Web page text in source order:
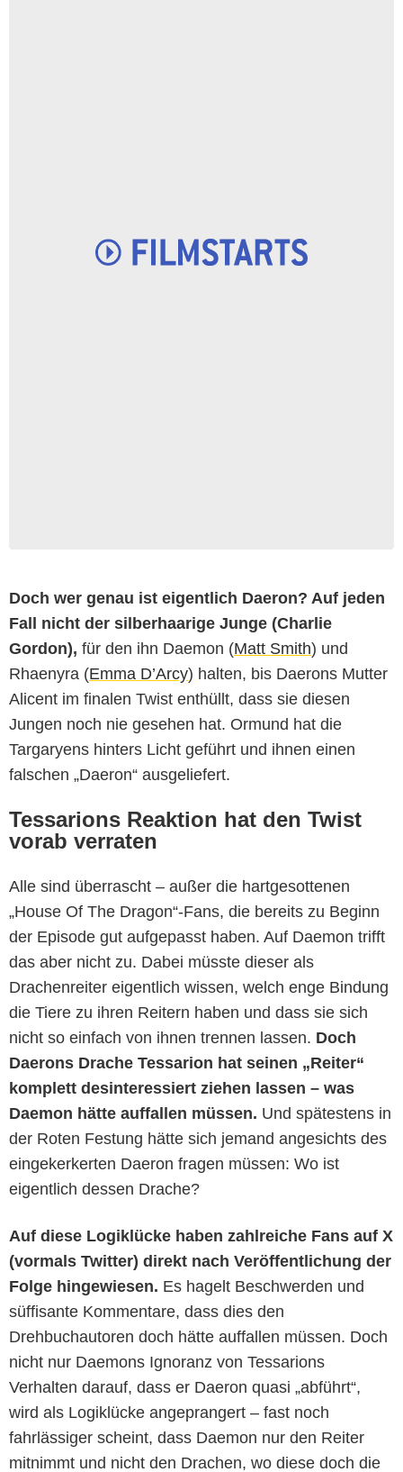
Doch wer genau ist eigentlich Daeron? Auf jeden
Fall nicht der silberhaarige Junge (Charlie
Gordon), für den ihn Daemon (Matt Smith) und
Rhaenyra (Emma D’Arcy) halten, bis Daerons Mutter
Alicent im finalen Twist enthüllt, dass sie diesen
Jungen noch nie gesehen hat. Ormund hat die
Targaryens hinters Licht geführt und ihnen einen
falschen „Daeron“ ausgeliefert.
Tessarions Reaktion hat den Twist
vorab verraten
Alle sind überrascht – außer die hartgesottenen
„House Of The Dragon“-Fans, die bereits zu Beginn
der Episode gut aufgepasst haben. Auf Daemon trifft
das aber nicht zu. Dabei müsste dieser als
Drachenreiter eigentlich wissen, welch enge Bindung
die Tiere zu ihren Reitern haben und dass sie sich
nicht so einfach von ihnen trennen lassen. Doch
Daerons Drache Tessarion hat seinen „Reiter“
komplett desinteressiert ziehen lassen – was
Daemon hätte auffallen müssen. Und spätestens in
der Roten Festung hätte sich jemand angesichts des
eingekerkerten Daeron fragen müssen: Wo ist
eigentlich dessen Drache?
Auf diese Logiklücke haben zahlreiche Fans auf X
(vormals Twitter) direkt nach Veröffentlichung der
Folge hingewiesen. Es hagelt Beschwerden und
süffisante Kommentare, dass dies den
Drehbuchautoren doch hätte auffallen müssen. Doch
nicht nur Daemons Ignoranz von Tessarions
Verhalten darauf, dass er Daeron quasi „abführt“,
wird als Logiklücke angeprangert – fast noch
fahrlässiger scheint, dass Daemon nur den Reiter
mitnimmt und nicht den Drachen, wo diese doch die